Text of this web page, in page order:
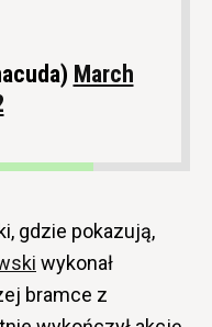
March
gdzie pokazują,
wykonał
bramce z